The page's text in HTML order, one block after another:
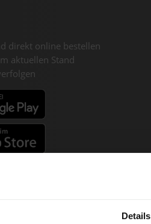
Details
direkt online bestellen
aktuellen Stand